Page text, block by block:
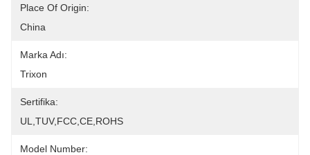
Place Of Origin:
China
Marka Adı:
Trixon
Sertifika:
UL,TUV,FCC,CE,ROHS
Model Number: